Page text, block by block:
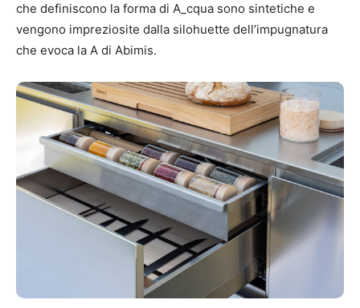
che definiscono la forma di A_cqua sono sintetiche e
vengono impreziosite dalla silohuette dell’impugnatura
che evoca la A di Abimis.